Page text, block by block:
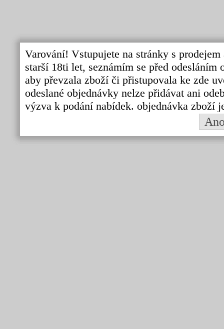
Varování! Vstupujete na stránky s
starší 18ti let, seznámím se před
aby převzala zboží či přistupovala ke zde
odeslané objednávky nelze přidávat ani
výzva k podání nabídek. objednávka zboží